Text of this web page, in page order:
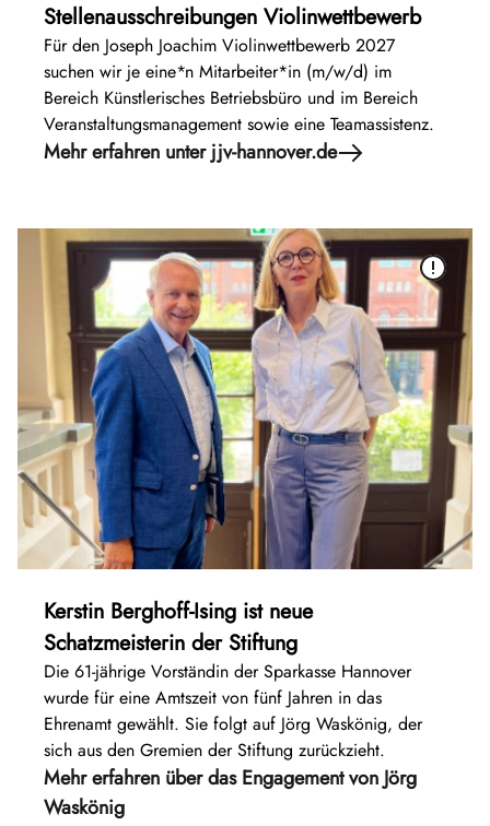
Stellenausschreibungen Violinwettbewerb
Für den Joseph Joachim Violinwettbewerb 2027
suchen wir je eine*n Mitarbeiter*in (m/w/d) im
Bereich Künstlerisches Betriebsbüro und im Bereich
Veranstaltungsmanagement sowie eine Teamassistenz.
Mehr erfahren unter jjv-hannover.de
Kerstin Berghoff-Ising ist neue
Schatzmeisterin der Stiftung
Die 61-jährige Vorständin der Sparkasse Hannover
wurde für eine Amtszeit von fünf Jahren in das
Ehrenamt gewählt. Sie folgt auf Jörg Waskönig, der
sich aus den Gremien der Stiftung zurückzieht.
Mehr erfahren über das Engagement von Jörg
Waskönig